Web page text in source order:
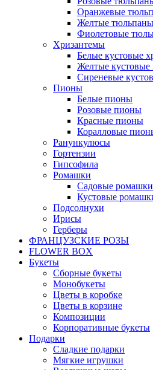
Оранжевые
Желтые тюльпаны
Фиолетовые
Хризантемы
Белые кустовые
Желтые кустовые
Сиреневые
Пионы
Белые пионы
Розовые пионы
Красные пионы
Коралловые
Ранункулюсы
Гортензии
Гипсофила
Ромашки
Садовые ромашки
Кустовые
Подсолнухи
Ирисы
Герберы
ФРАНЦУЗСКИЕ РОЗЫ
FLOWER BOX
Букеты
Сборные букеты
Монобукеты
Цветы в коробке
Цветы в корзине
Композиции
Корпоративные букеты
Подарки
Сладкие подарки
Мягкие игрушки